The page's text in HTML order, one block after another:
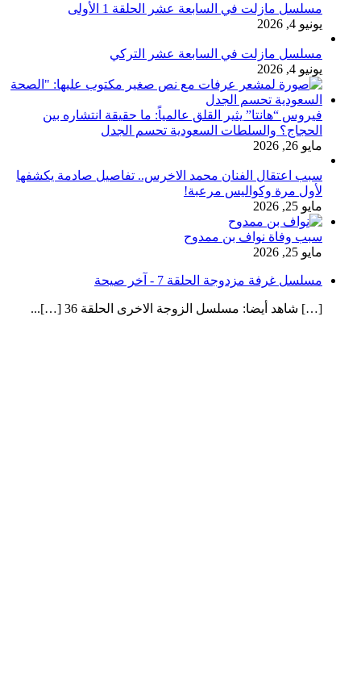
مسلسل مازلت في السابعة عشر الحلقة 1 الأولى
يونيو 4, 2026
مسلسل مازلت في السابعة عشر التركي
يونيو 4, 2026
فيروس “هانتا” يثير القلق عالمياً: ما حقيقة انتشاره بين
الحجاج؟ والسلطات السعودية تحسم الجدل
مايو 26, 2026
سبب اعتقال الفنان محمد الاخرس.. تفاصيل صادمة يكشفها
لأول مرة وكواليس مرعبة!
مايو 25, 2026
سبب وفاة نواف بن ممدوح
مايو 25, 2026
مسلسل غرفة مزدوجة الحلقة 7 - آخر صيحة
[…] شاهد أيضا: مسلسل الزوجة الاخرى الحلقة 36 […]...